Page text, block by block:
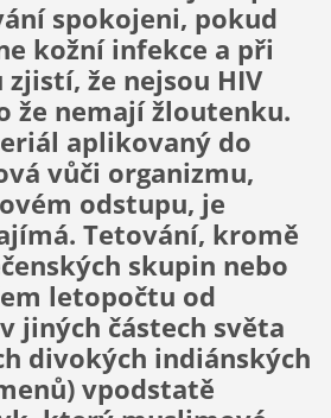
spokojeni, pokud
kožní infekce a při
že nejsou HIV
že nemají žloutenku.
aplikovaný do
vůči organizmu,
odstupu, je
Tetování, kromě
skupin nebo
letopočtu od
jiných částech světa
divokých indiánských
vpodstatě